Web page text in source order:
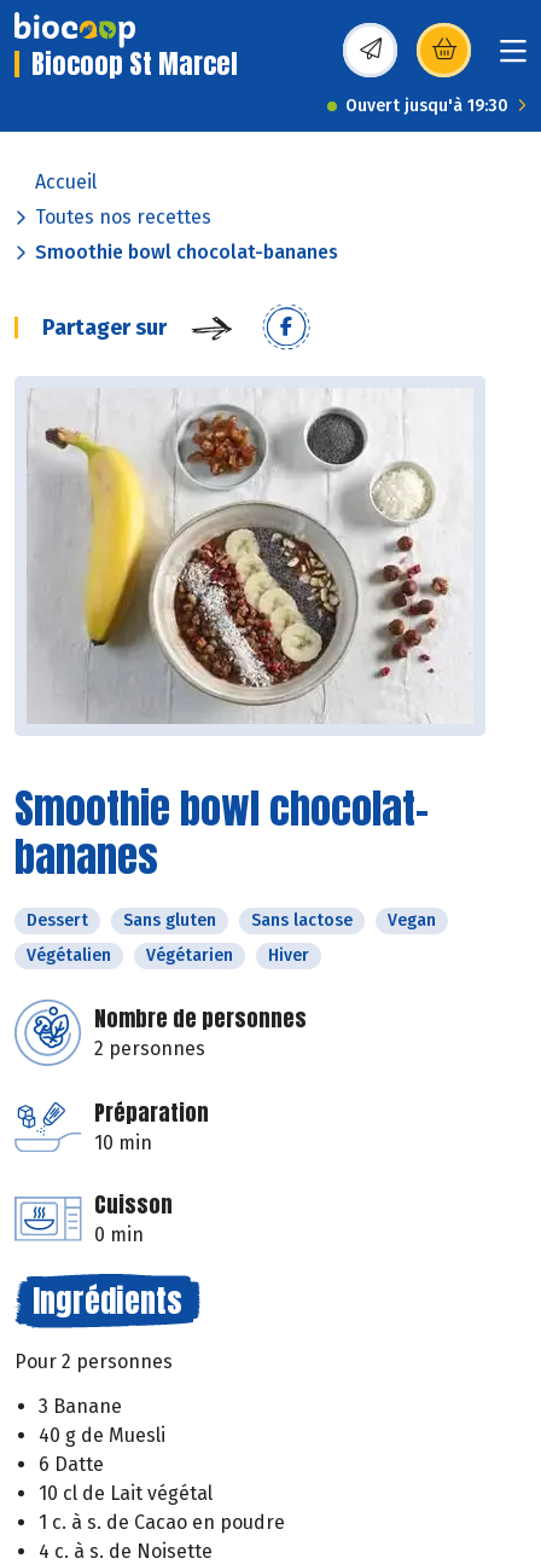
Biocoop St Marcel (s’ouvre dans une
Ouvert jusqu'à 19:30
Accueil
Toutes nos recettes
Smoothie bowl chocolat-bananes
Partager sur
Smoothie bowl chocolat-
bananes
Dessert Sans gluten Sans lactose
Vegan
Végétalien
Végétarien Hiver
Nombre de personnes
2 personnes
Préparation
10 min
Cuisson
0 min
Ingrédients
Pour 2 personnes
3 Banane
40 g de Muesli
6 Datte
10 cl de Lait végétal
1 c. à s. de Cacao en poudre
4 c. à s. de Noisette